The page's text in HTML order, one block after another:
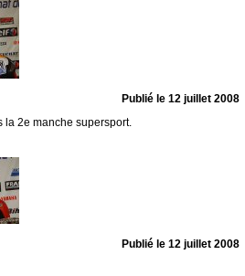
Publié le 12 juillet 2008
la 2e manche supersport.
Publié le 12 juillet 2008